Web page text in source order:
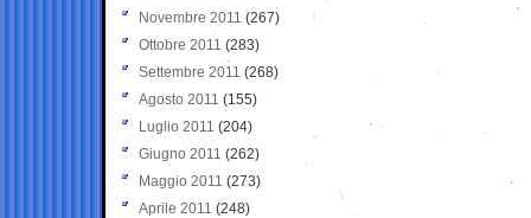
Novembre 2011 (267)
Ottobre 2011 (283)
Settembre 2011 (268)
Agosto 2011 (155)
Luglio 2011 (204)
Giugno 2011 (262)
Maggio 2011 (273)
Aprile 2011 (248)